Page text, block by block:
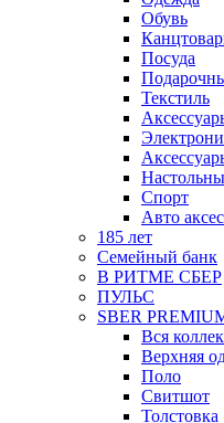
Обувь
Посуда
Текстиль
Спорт
Авто
185 лет
Семейный банк
В РИТМЕ СБЕР
ПУЛЬС
SBER
Вся
Верхняя
Поло
Свитшот
Толстовка